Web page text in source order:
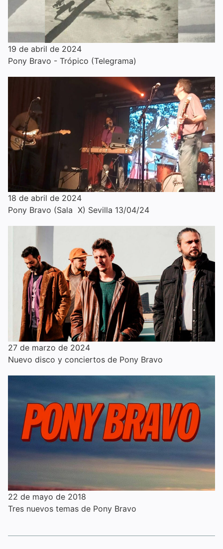
19 de abril de 2024
Pony Bravo - Trópico (Telegrama)
18 de abril de 2024
Pony Bravo (Sala X) Sevilla 13/04/24
27 de marzo de 2024
Nuevo disco y conciertos de Pony Bravo
22 de mayo de 2018
Tres nuevos temas de Pony Bravo